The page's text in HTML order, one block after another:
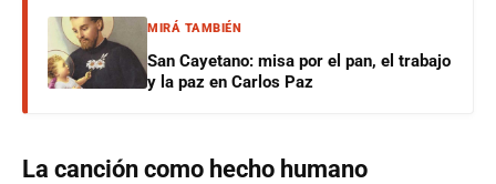
MIRÁ TAMBIÉN
San Cayetano: misa por el pan, el trabajo
y la paz en Carlos Paz
La canción como hecho humano